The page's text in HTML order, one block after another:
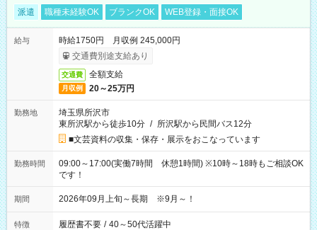
派遣 職種未経験OK ブランクOK WEB登録・面接OK
給与
時給1750円 月収例 245,000円
交通費別途支給あり
交通費 全額支給
月収例 20～25万円
勤務地
埼玉県所沢市
東所沢駅から徒歩10分 / 所沢駅から民間バス12分
■文芸資料の収集・保存・展示をおこなっています
勤務時間
09:00～17:00(実働7時間 休憩1時間) ※10時～18時もご相談OK
です！
期間 2026年09月上旬～長期 ※9月～！
特徴 履歴書不要 / 40～50代活躍中